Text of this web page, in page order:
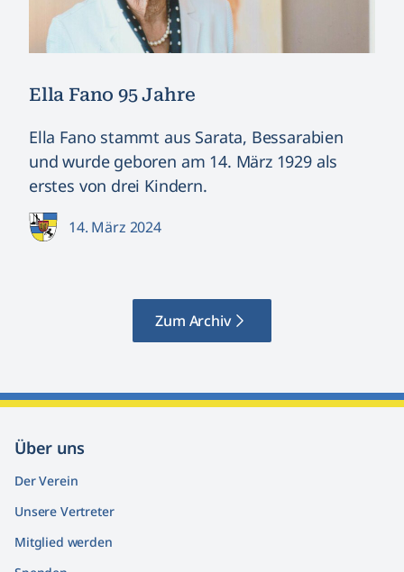
Ella Fano 95 Jahre
Ella Fano stammt aus Sarata, Bessarabien
und wurde geboren am 14. März 1929 als
erstes von drei Kindern.
14. März 2024
Zum Archiv
Über uns
Der Verein
Unsere Vertreter
Mitglied werden